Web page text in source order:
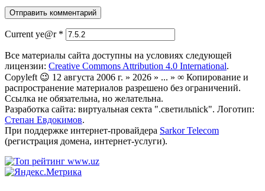
Current ye@r *
Все материалы сайта доступны на условиях следующей
лицензии: Creative Commons Attribution 4.0 International.
Copyleft 😉 12 августа 2006 г. » 2026 » ... » ∞ Копирование и
распространение материалов разрешено без ограничений.
Ссылка не обязательна, но желательна.
Разработка сайта: виртуальная секта ".светильnick". Логотип:
Степан Евдокимов.
При поддержке интернет-провайдера Sarkor Telecom
(регистрация домена, интернет-услуги).